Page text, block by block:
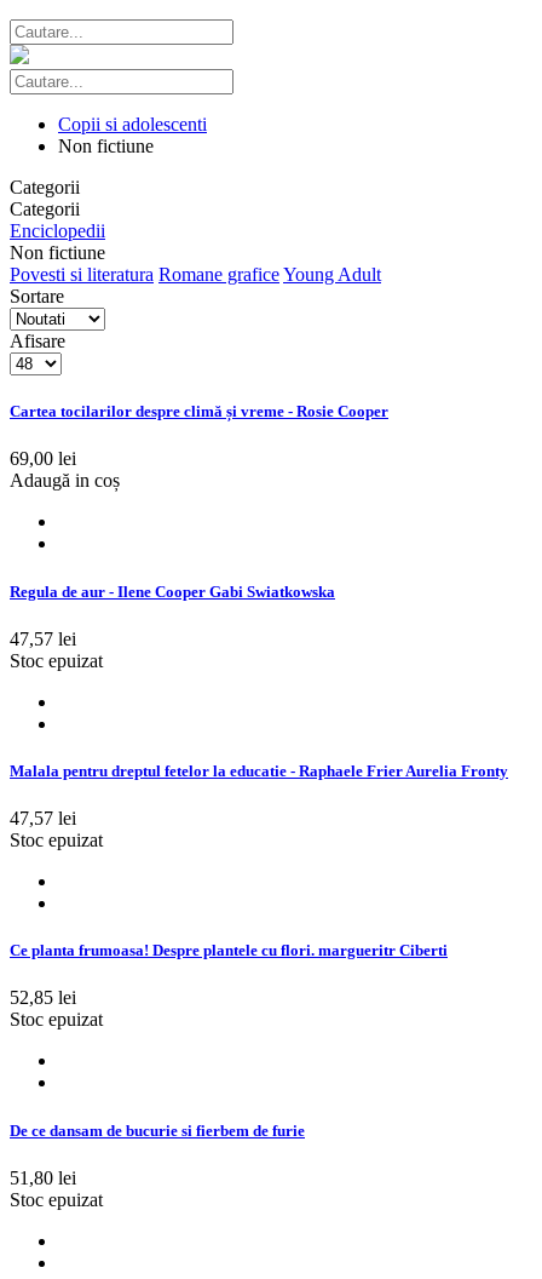
Copii si adolescenti
Non fictiune
Categorii
Categorii
Enciclopedii
Non fictiune
Povesti si literatura Romane graficeYoung Adult
Sortare
Afisare
Cartea tocilarilor despre climă și vreme - Rosie Cooper
69,00 lei
Adaugă in coș
Regula de aur - Ilene Cooper Gabi Swiatkowska
47,57 lei
Stoc epuizat
Malala pentru dreptul fetelor la educatie - Raphaele Frier Aurelia Fronty
47,57 lei
Stoc epuizat
Ce planta frumoasa! Despre plantele cu flori. margueritr Ciberti
52,85 lei
Stoc epuizat
De ce dansam de bucurie si fierbem de furie
51,80 lei
Stoc epuizat